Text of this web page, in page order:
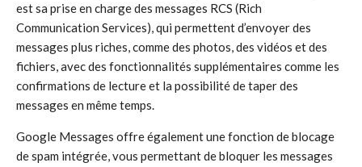
est sa prise en charge des messages RCS (Rich
Communication Services), qui permettent d’envoyer des
messages plus riches, comme des photos, des vidéos et des
fichiers, avec des fonctionnalités supplémentaires comme les
confirmations de lecture et la possibilité de taper des
messages en même temps.
Google Messages offre également une fonction de blocage
de spam intégrée, vous permettant de bloquer les messages